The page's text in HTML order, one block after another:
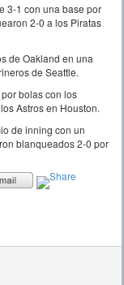
3-1 con una base por
2-0 a los Piratas
de Oakland en una
de Seattle.
bolas con los
Astros en Houston.
de inning con un
blanqueados 2-0 por